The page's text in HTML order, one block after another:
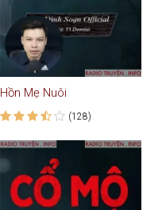
Hồn Mẹ Nuôi
(128)